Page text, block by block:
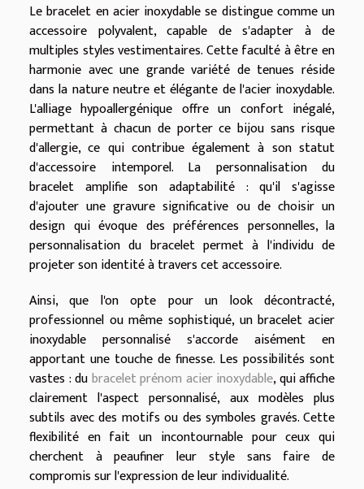
Le bracelet en acier inoxydable se distingue comme un
accessoire polyvalent, capable de s'adapter à de
multiples styles vestimentaires. Cette faculté à être en
harmonie avec une grande variété de tenues réside
dans la nature neutre et élégante de l'acier inoxydable.
L'alliage hypoallergénique offre un confort inégalé,
permettant à chacun de porter ce bijou sans risque
d'allergie, ce qui contribue également à son statut
d'accessoire intemporel. La personnalisation du
bracelet amplifie son adaptabilité : qu'il s'agisse
d'ajouter une gravure significative ou de choisir un
design qui évoque des préférences personnelles, la
personnalisation du bracelet permet à l'individu de
projeter son identité à travers cet accessoire.
Ainsi, que l'on opte pour un look décontracté,
professionnel ou même sophistiqué, un bracelet acier
inoxydable personnalisé s'accorde aisément en
apportant une touche de finesse. Les possibilités sont
vastes : dubracelet prénom acier inoxydable, qui affiche
clairement l'aspect personnalisé, aux modèles plus
subtils avec des motifs ou des symboles gravés. Cette
flexibilité en fait un incontournable pour ceux qui
cherchent à peaufiner leur style sans faire de
compromis sur l'expression de leur individualité.